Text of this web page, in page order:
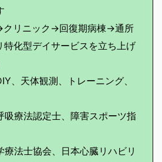
リニック→回復期病棟→通所
化型デイサービスを立ち上げ
、天体観測、トレーニング、
吸療法認定士、障害スポーツ指
療法士協会、日本心臓リハビリ